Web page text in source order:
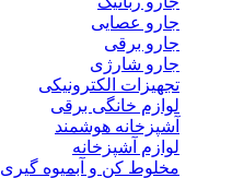
جارو عصایی
جارو برقی
جارو شارژی
تجهیزات الکترونیکی
لوازم خانگی برقی
آشپزخانه هوشمند
لوازم آشپزخانه
مخلوط کن و آبمیوه گیری